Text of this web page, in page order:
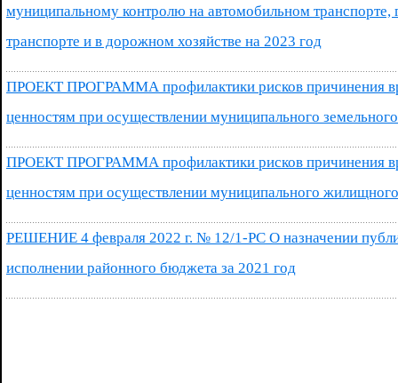
муниципальному контролю на автомобильном транспорте,
транспорте и в дорожном хозяйстве на 2023 год
ПРОЕКТ ПРОГРАММА профилактики рисков причинения
ценностям при осуществлении муниципального
ПРОЕКТ ПРОГРАММА профилактики рисков причинения
ценностям при осуществлении муниципального
РЕШЕНИЕ 4 февраля 2022 г. № 12/1-РС О назначении
исполнении районного бюджета за 2021 год